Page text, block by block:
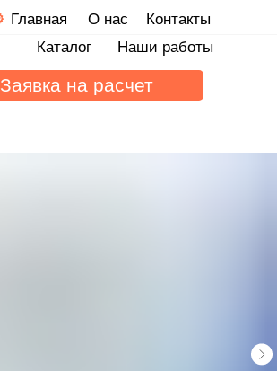
Главная
О нас
Наши работы
Каталог
Контакты
Заявка на расчет